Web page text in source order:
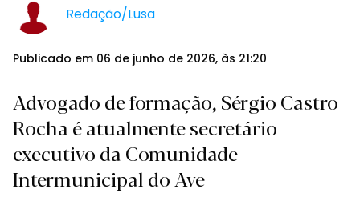
Redação/Lusa
Publicado em 06 de junho de 2026, às 21:20
Advogado de formação, Sérgio Castro
Rocha é atualmente secretário
executivo da Comunidade
Intermunicipal do Ave